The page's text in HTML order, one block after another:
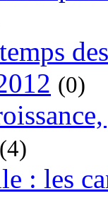
(0)
(4)
: les